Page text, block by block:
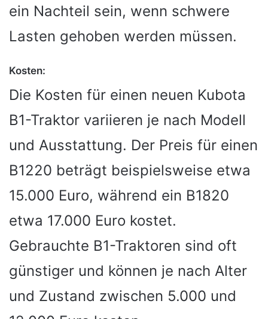
ein Nachteil sein, wenn schwere
Lasten gehoben werden müssen.
Kosten:
Die Kosten für einen neuen Kubota
B1-Traktor variieren je nach Modell
und Ausstattung. Der Preis für einen
B1220 beträgt beispielsweise etwa
15.000 Euro, während ein B1820
etwa 17.000 Euro kostet.
Gebrauchte B1-Traktoren sind oft
günstiger und können je nach Alter
und Zustand zwischen 5.000 und